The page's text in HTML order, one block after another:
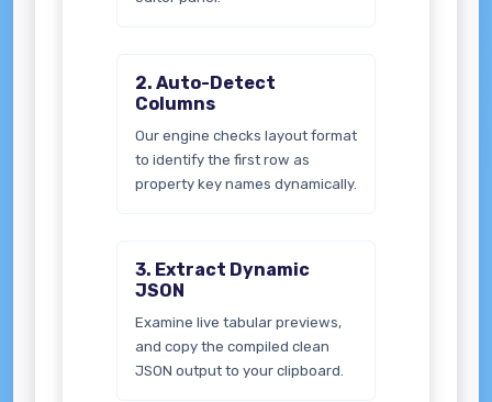
2. Auto-Detect
Columns
Our engine checks layout format
to identify the first row as
property key names dynamically.
3. Extract Dynamic
JSON
Examine live tabular previews,
and copy the compiled clean
JSON output to your clipboard.